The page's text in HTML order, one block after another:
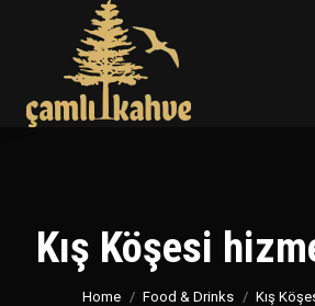
Kış Köşesi
You are here:
Home Food & Drinks Kış